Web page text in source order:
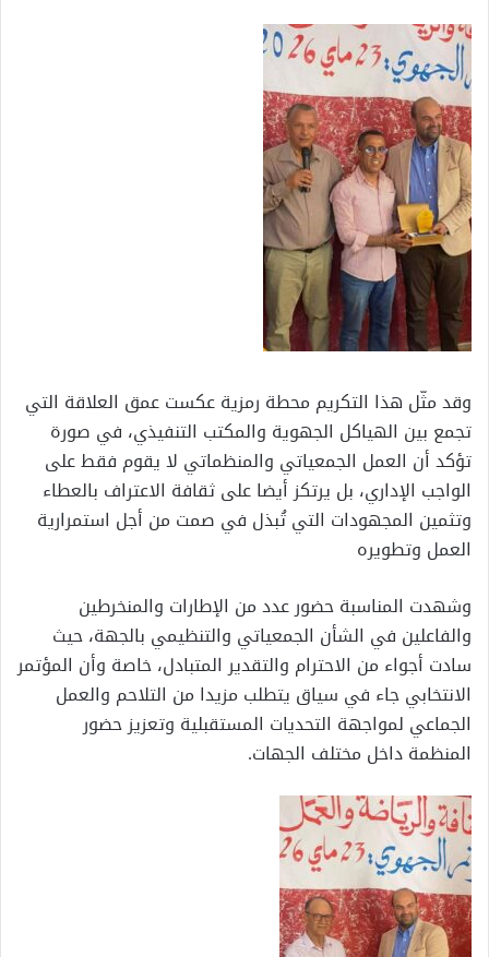
وقد مثّل هذا التكريم محطة رمزية عكست عمق العلاقة التي
تجمع بين الهياكل الجهوية والمكتب التنفيذي، في صورة
تؤكد أن العمل الجمعياتي والمنظماتي لا يقوم فقط على
الواجب الإداري، بل يرتكز أيضا على ثقافة الاعتراف بالعطاء
وتثمين المجهودات التي تُبذل في صمت من أجل استمرارية
العمل وتطويره
وشهدت المناسبة حضور عدد من الإطارات والمنخرطين
والفاعلين في الشأن الجمعياتي والتنظيمي بالجهة، حيث
سادت أجواء من الاحترام والتقدير المتبادل، خاصة وأن المؤتمر
الانتخابي جاء في سياق يتطلب مزيدا من التلاحم والعمل
الجماعي لمواجهة التحديات المستقبلية وتعزيز حضور
المنظمة داخل مختلف الجهات.